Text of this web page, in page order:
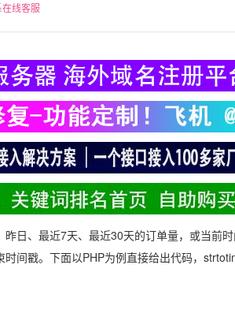
在线客服
日、最近7天、最近30天的订单量，或当前
间戳。下面以PHP为例直接给出代码，